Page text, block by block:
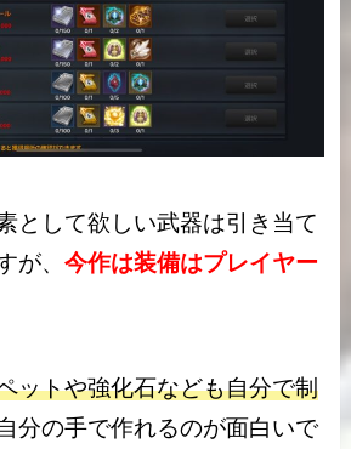
として欲しい武器は引き当て
が、今作は装備はプレイヤー
ットや強化石なども自分で制
分の手で作れるのが面白いで